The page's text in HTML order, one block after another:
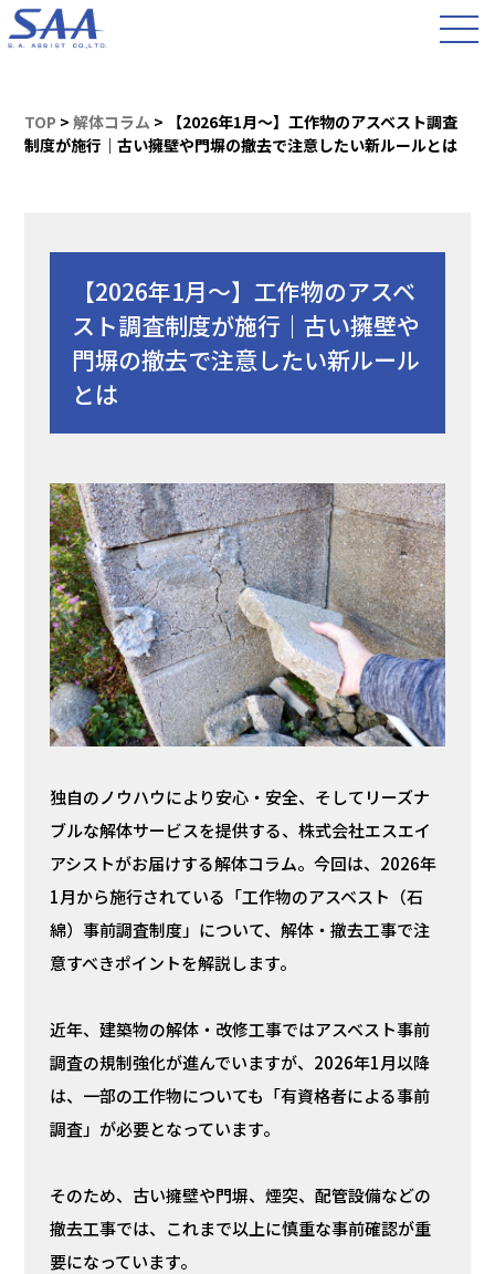
TOP >解体コラム >
【2026年1月〜】工作物のアスベスト調査
制度が施行｜古い擁壁や門塀の撤去で注意したい新ルールとは
【2026年1月〜】工作物のアスベ
スト調査制度が施行｜古い擁壁や
門塀の撤去で注意したい新ルール
とは
独自のノウハウにより安心・安全、そしてリーズナ
ブルな解体サービスを提供する、株式会社エスエイ
アシストがお届けする解体コラム。今回は、2026年
1月から施行されている「工作物のアスベスト（石
綿）事前調査制度」について、解体・撤去工事で注
意すべきポイントを解説します。
近年、建築物の解体・改修工事ではアスベスト事前
調査の規制強化が進んでいますが、2026年1月以降
は、一部の工作物についても「有資格者による事前
調査」が必要となっています。
そのため、古い擁壁や門塀、煙突、配管設備などの
撤去工事では、これまで以上に慎重な事前確認が重
要になっています。